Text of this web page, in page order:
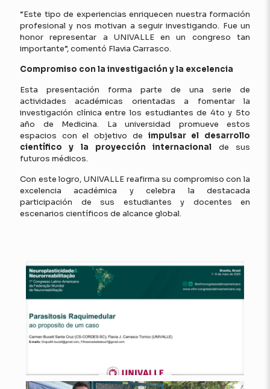
“Este tipo de experiencias enriquecen nuestra formación
profesional y nos motivan a seguir investigando. Fue un
honor representar a UNIVALLE en un congreso tan
importante”, comentó Flavia Carrasco.
Compromiso con la investigación y la excelencia
Esta presentación forma parte de una serie de
actividades académicas orientadas a fomentar la
investigación clínica entre los estudiantes de 4to y 5to
año de Medicina. La universidad promueve estos
espacios con el objetivo de impulsar el desarrollo
científico y la proyección internacional de sus
futuros médicos.
Con este logro, UNIVALLE reafirma su compromiso con la
excelencia académica y celebra la destacada
participación de sus estudiantes y docentes en
escenarios científicos de alcance global.